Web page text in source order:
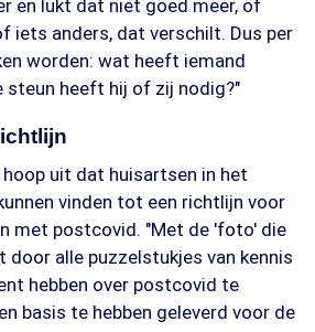
en lukt dat niet goed meer, of
iets anders, dat verschilt. Dus per
worden: wat heeft iemand
steun heeft hij of zij nodig?"
uit dat huisartsen in het
vinden tot een richtlijn voor
met postcovid. "Met de 'foto' die
door alle puzzelstukjes van kennis
hebben over postcovid te
basis te hebben geleverd voor de